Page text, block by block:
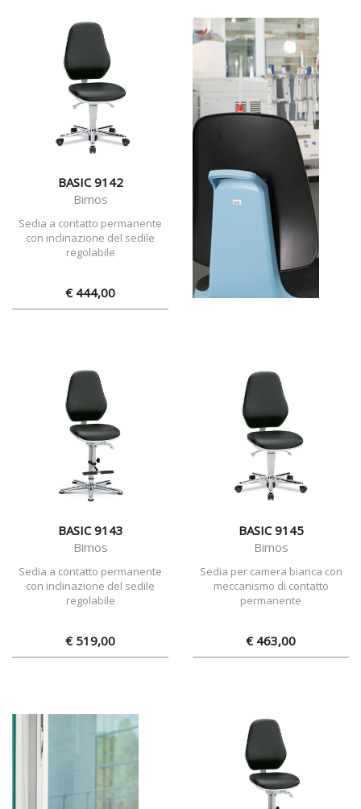
BASIC 9142
Bimos
Sedia a contatto permanente
con inclinazione del sedile
regolabile
€ 444,00
BASIC 9143
Bimos
Sedia a contatto permanente
con inclinazione del sedile
regolabile
€ 519,00
BASIC 9145
Bimos
Sedia per camera bianca con
meccanismo di contatto
permanente
€ 463,00